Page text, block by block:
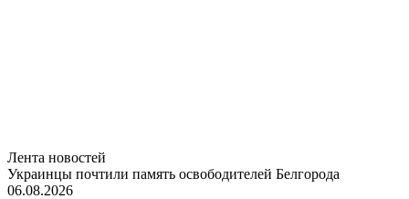
Лента новостей
Украинцы почтили память освободителей Белгорода
06.08.2026